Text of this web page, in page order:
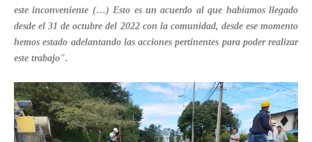
este inconveniente (…) Esto es un acuerdo al que habíamos llegado
desde el 31 de octubre del 2022 con la comunidad, desde ese momento
hemos estado adelantando las acciones pertinentes para poder realizar
este trabajo".